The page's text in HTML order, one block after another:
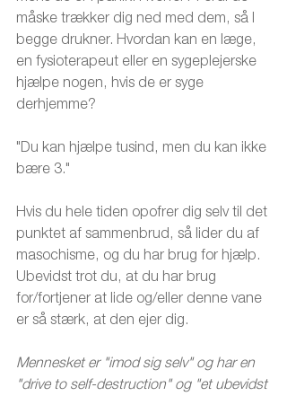
måske trækker dig ned med dem, så I
begge drukner. Hvordan kan en læge,
en fysioterapeut eller en sygeplejerske
hjælpe nogen, hvis de er syge
derhjemme?
"Du kan hjælpe tusind, men du kan ikke
bære 3."
Hvis du hele tiden opofrer dig selv til det
punktet af sammenbrud, så lider du af
masochisme, og du har brug for hjælp.
Ubevidst trot du, at du har brug
for/fortjener at lide og/eller denne vane
er så stærk, at den ejer dig.
Mennesket er "imod sig selv" og har en
"drive to self-destruction" og "et ubevidst